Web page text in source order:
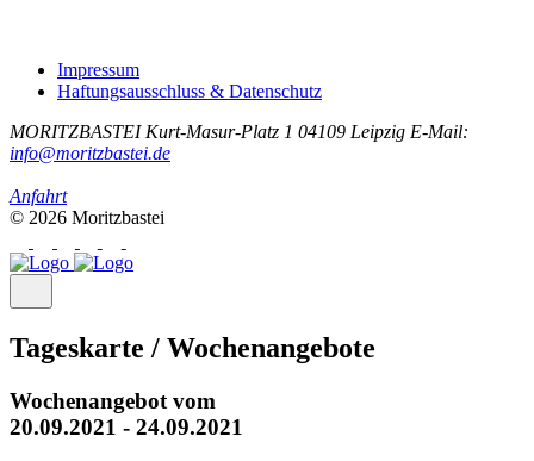
Impressum
Haftungsausschluss & Datenschutz
MORITZBASTEI Kurt-Masur-Platz 1 04109 Leipzig E-Mail:
info@moritzbastei.de
Anfahrt
© 2026 Moritzbastei
Tageskarte / Wochenangebote
Wochenangebot vom
20.09.2021 - 24.09.2021